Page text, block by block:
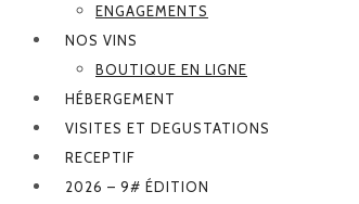
ENGAGEMENTS
NOS VINS
BOUTIQUE EN LIGNE
HÉBERGEMENT
VISITES ET DEGUSTATIONS
RECEPTIF
2026 – 9# ÉDITION